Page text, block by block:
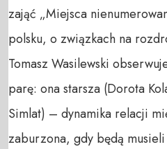
zająć „Miejsca
polsku, o związkach na
Tomasz Wasilewski
parę: ona starsza (Dorota
Simlat) – dynamika relacji
zaburzona, gdy będą